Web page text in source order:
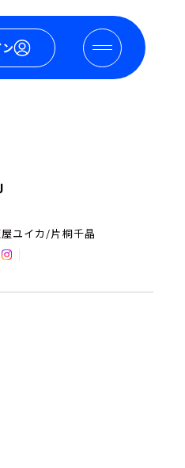
ユイカ/片桐千晶